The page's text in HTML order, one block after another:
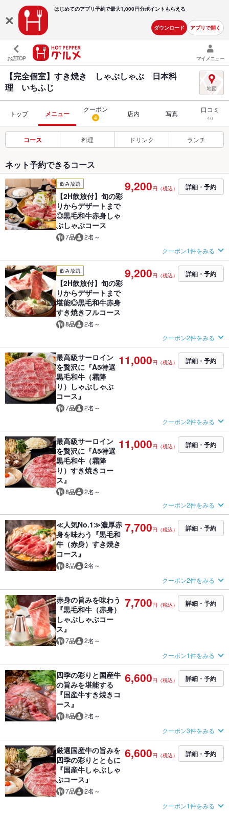
はじめてのアプリ予約で最大1,000円分ポイントもらえる
ダウンロード アプリで開く
お店TOP マイメニュー
【完全個室】すき焼き しゃぶしゃぶ 日本料
理 いちふじ
トップ メニュー
クーポン
4 店内 写真 口コミ
40
コース 料理 ドリンク ランチ
ネット予約できるコース
飲み放題
【2H飲放付】旬の彩
りからデザートまで
◎黒毛和牛赤身しゃ
ぶしゃぶコース
7品 2名～
9,200円（税込） 詳細・予約
クーポン1件をみる
飲み放題
【2H飲放付】旬の彩
りからデザートまで
堪能◎黒毛和牛赤身
すき焼きフルコース
8品 2名～
9,200円（税込） 詳細・予約
クーポン2件をみる
最高級サーロイン
を贅沢に『A5特選
黒毛和牛（霜降
り）しゃぶしゃぶ
コース』
7品 2名～
11,000円（税込） 詳細・予約
クーポン2件をみる
最高級サーロイン
を贅沢に『A5特選
黒毛和牛（霜降
り）すき焼きコー
ス』
8品 2名～
11,000円（税込） 詳細・予約
クーポン2件をみる
≪人気No.1≫濃厚赤
身を味わう『黒毛和
牛（赤身）すき焼き
コース』
8品 2名～
7,700円（税込） 詳細・予約
クーポン2件をみる
赤身の旨みを味わう
『黒毛和牛（赤身）
しゃぶしゃぶコー
ス』
7品 2名～
7,700円（税込） 詳細・予約
クーポン1件をみる
四季の彩りと国産牛
の旨みを堪能する
『国産牛すき焼きコ
ース』
8品 2名～
6,600円（税込） 詳細・予約
クーポン3件をみる
厳選国産牛の旨みを
四季の彩りとともに
『国産牛しゃぶしゃ
ぶコース』
7品 2名～
6,600円（税込） 詳細・予約
クーポン1件をみる